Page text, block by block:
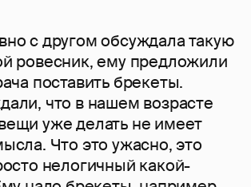
с другом обсуждала такую
ровесник, ему предложили
поставить брекеты.
что в нашем возрасте
уже делать не имеет
Что это ужасно, это
нелогичный какой-